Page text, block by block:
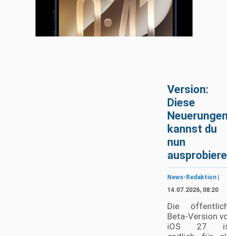
Version:
Diese
kannst du
nun
News-Redaktion
14.07.2026, 08:20
Die
Beta-Version
iOS 27